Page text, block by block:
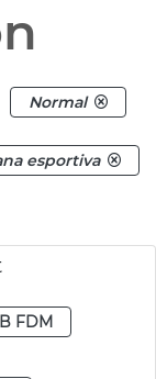
Normal
esportiva
FDM